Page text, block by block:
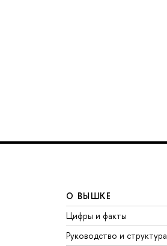
О ВЫШКЕ
Цифры и факты
Руководство и структура